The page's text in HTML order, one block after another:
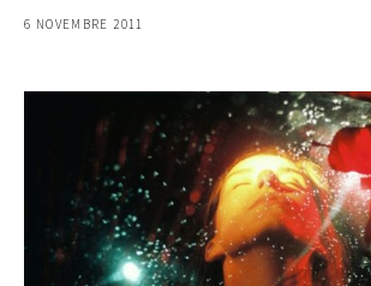
6 NOVEMBRE 2011